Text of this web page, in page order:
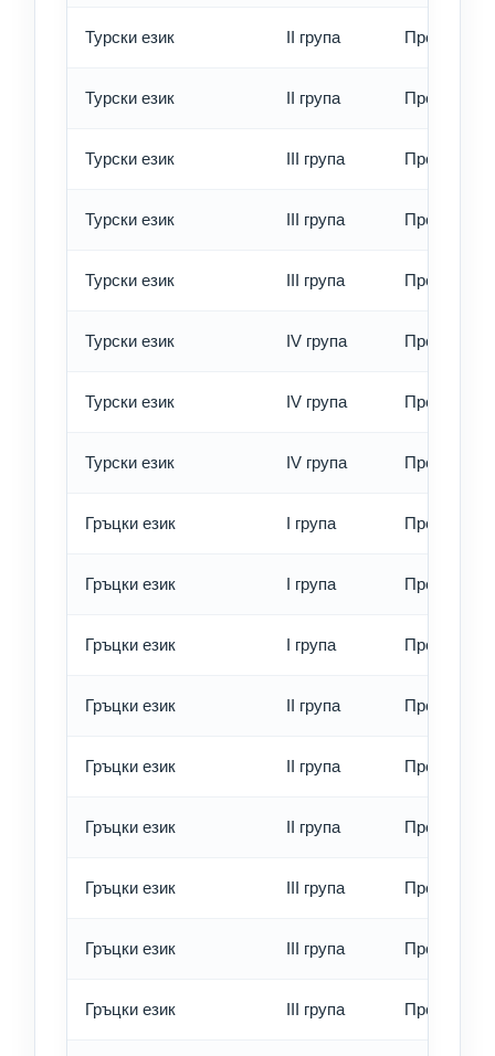
Турски език II група Превод -
Турски език II група Превод -
Турски език III група Превод -
Турски език III група Превод -
Турски език III група Превод -
Турски език IV група Превод -
Турски език IV група Превод -
Турски език IV група Превод -
Гръцки език I група Превод -
Гръцки език I група Превод -
Гръцки език I група Превод -
Гръцки език II група Превод -
Гръцки език II група Превод -
Гръцки език II група Превод -
Гръцки език III група Превод -
Гръцки език III група Превод -
Гръцки език III група Превод -